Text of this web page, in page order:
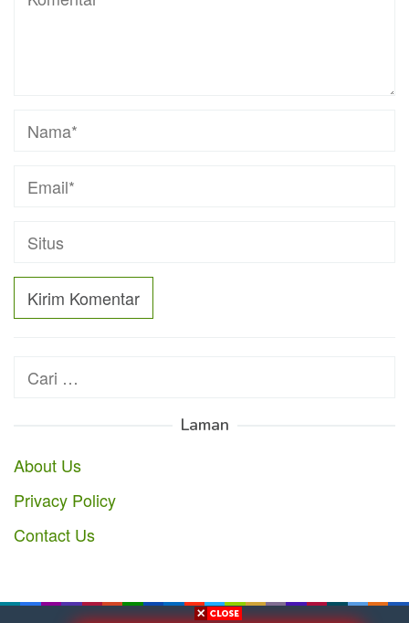
Cari
Laman
About Us
Privacy Policy
Contact Us